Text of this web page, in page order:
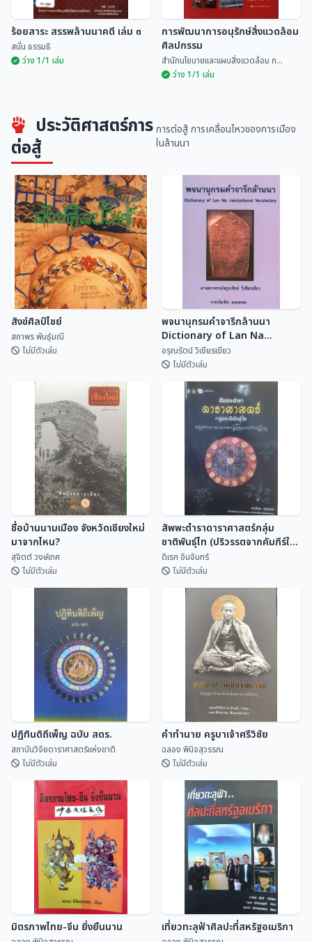
ร้อยสาระ สรรพล้านนาคดี เล่ม ๓
สนั่น ธรรมธิ
ร้อยสาระ สรรพล้านนาคดี เล่ม ๓
สนั่น ธรรมธิ
ว่าง 1/1 เล่ม
ศิลปกรรม
สำนักนโยบายและแผนสิ่...
การพัฒนาการอนุรักษ์สิ่งแวดล้อม
ศิลปกรรม
สำนักนโยบายและแผนสิ่งแวดล้อม ก...
ว่าง 1/1 เล่ม
ประวัติศาสตร์การ
ต่อสู้
การต่อสู้ การเคลื่อนไหวของการเมือง
ในล้านนา
สังข์ศิลป์ไชย์
สถาพร พันธุ์มณี
สังข์ศิลป์ไชย์
สถาพร พันธุ์มณี
ไม่มีตัวเล่ม
พจนานุกรมคำจารึกล้านนา
Dictionary of Lan Na
Inscriptional Vocabulary
อรุณรัตน์ วิเชียรเขี...
พจนานุกรมคำจารึกล้านนา
Dictionary of Lan Na
Inscriptional Vocabulary
อรุณรัตน์ วิเชียรเขียว
ไม่มีตัวเล่ม
ชื่อบ้านนามเมือง จังหวัดเชียงใหม่
มาจากไหน?
สุจิตต์ วงษ์เทศ
ชื่อบ้านนามเมือง จังหวัดเชียงใหม่
มาจากไหน?
สุจิตต์ วงษ์เทศ
ไม่มีตัวเล่ม
สัพพะตำราดาราศาสตร์กลุ่ม
ชาติพันธุ์ไท (ปริวรรตจากคัมภีร์ใบ
ลานและพับสา)
ดิเรก อินจันทร์
สัพพะตำราดาราศาสตร์กลุ่ม
ชาติพันธุ์ไท (ปริวรรตจากคัมภีร์ใบ
ลานและพับสา)
ดิเรก อินจันทร์
ไม่มีตัวเล่ม
ปฏิทินดิถีเพ็ญ ฉบับ สดร.
สถาบันวิจัยดาราศาสตร...
ปฏิทินดิถีเพ็ญ ฉบับ สดร.
สถาบันวิจัยดาราศาสตร์แห่งชาติ
ไม่มีตัวเล่ม
คำทำนาย ครูบาเจ้าศรีวิชัย
ฉลอง พินิจสุวรรณ
คำทำนาย ครูบาเจ้าศรีวิชัย
ฉลอง พินิจสุวรรณ
ไม่มีตัวเล่ม
มิตรภาพไทย-จีน ยิ่งยืนนาน เที่ยวทะลุฟ้าศิลปะที่สหรัฐอเมริกา